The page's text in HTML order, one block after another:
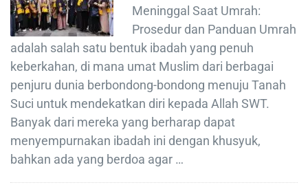
Meninggal Saat Umrah:
Prosedur dan Panduan Umrah
adalah salah satu bentuk ibadah yang penuh
keberkahan, di mana umat Muslim dari berbagai
penjuru dunia berbondong-bondong menuju Tanah
Suci untuk mendekatkan diri kepada Allah SWT.
Banyak dari mereka yang berharap dapat
menyempurnakan ibadah ini dengan khusyuk,
bahkan ada yang berdoa agar …